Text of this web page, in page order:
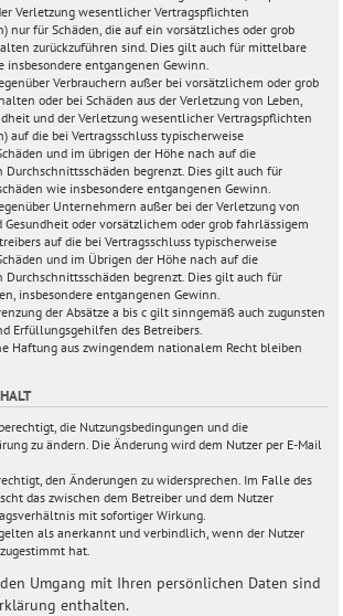
Verletzung wesentlicher Vertragspflichten
nur für Schäden, die auf ein vorsätzliches oder grob
zurückzuführen sind. Dies gilt auch für mittelbare
insbesondere entgangenen Gewinn.
Verbrauchern außer bei vorsätzlichem oder grob
oder bei Schäden aus der Verletzung von Leben,
und der Verletzung wesentlicher Vertragspflichten
auf die bei Vertragsschluss typischerweise
und im übrigen der Höhe nach auf die
Durchschnittsschäden begrenzt. Dies gilt auch für
wie insbesondere entgangenen Gewinn.
Unternehmern außer bei der Verletzung von
Gesundheit oder vorsätzlichem oder grob fahrlässigem
auf die bei Vertragsschluss typischerweise
und im Übrigen der Höhe nach auf die
Durchschnittsschäden begrenzt. Dies gilt auch für
insbesondere entgangenen Gewinn.
der Absätze a bis c gilt sinngemäß auch zugunsten
Erfüllungsgehilfen des Betreibers.
Haftung aus zwingendem nationalem Recht bleiben
die Nutzungsbedingungen und die
zu ändern. Die Änderung wird dem Nutzer per E-Mail
den Änderungen zu widersprechen. Im Falle des
das zwischen dem Betreiber und dem Nutzer
mit sofortiger Wirkung.
als anerkannt und verbindlich, wenn der Nutzer
hat.
Umgang mit Ihren persönlichen Daten sind
enthalten.